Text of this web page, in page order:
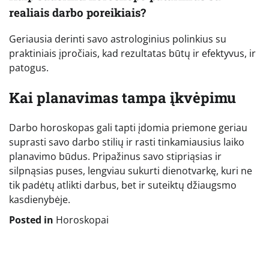
realiais darbo poreikiais?
Geriausia derinti savo astrologinius polinkius su
praktiniais įpročiais, kad rezultatas būtų ir efektyvus, ir
patogus.
Kai planavimas tampa įkvėpimu
Darbo horoskopas gali tapti įdomia priemone geriau
suprasti savo darbo stilių ir rasti tinkamiausius laiko
planavimo būdus. Pripažinus savo stipriąsias ir
silpnąsias puses, lengviau sukurti dienotvarkę, kuri ne
tik padėtų atlikti darbus, bet ir suteiktų džiaugsmo
kasdienybėje.
Posted in Horoskopai